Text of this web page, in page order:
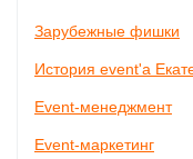
Зарубежные фишки
История event'а
Event-менеджмент
Event-маркетинг